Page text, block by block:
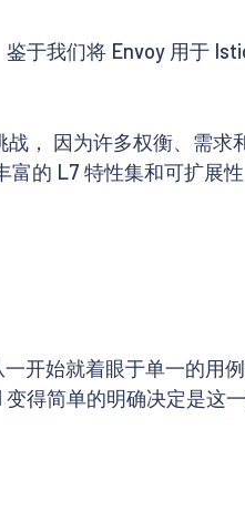
于我们将 Envoy 用于
， 因为许多权衡、需求
的 L7 特性集和可扩展
开始就着眼于单一的用
得简单的明确决定是这